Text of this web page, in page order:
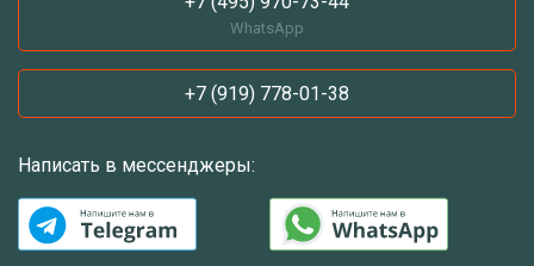
WhatsApp
+7 (919) 778-01-38
Написать в мессенджеры: